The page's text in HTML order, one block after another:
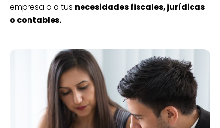
empresa o a tus necesidades fiscales, jurídicas
o contables.